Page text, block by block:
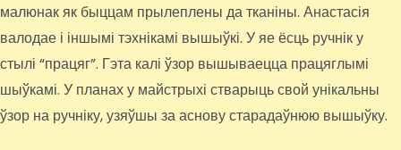
малюнак як быццам прылеплены да тканіны. Анастасія
валодае і іншымі тэхнікамі вышыўкі. У яе ёсць ручнік у
стылі “працяг”. Гэта калі ўзор вышываецца працяглымі
шыўкамі. У планах у майстрыхі стварыць свой унікальны
ўзор на ручніку, узяўшы за аснову старадаўнюю вышыўку.